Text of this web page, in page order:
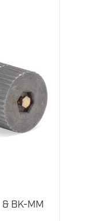
BK-MM